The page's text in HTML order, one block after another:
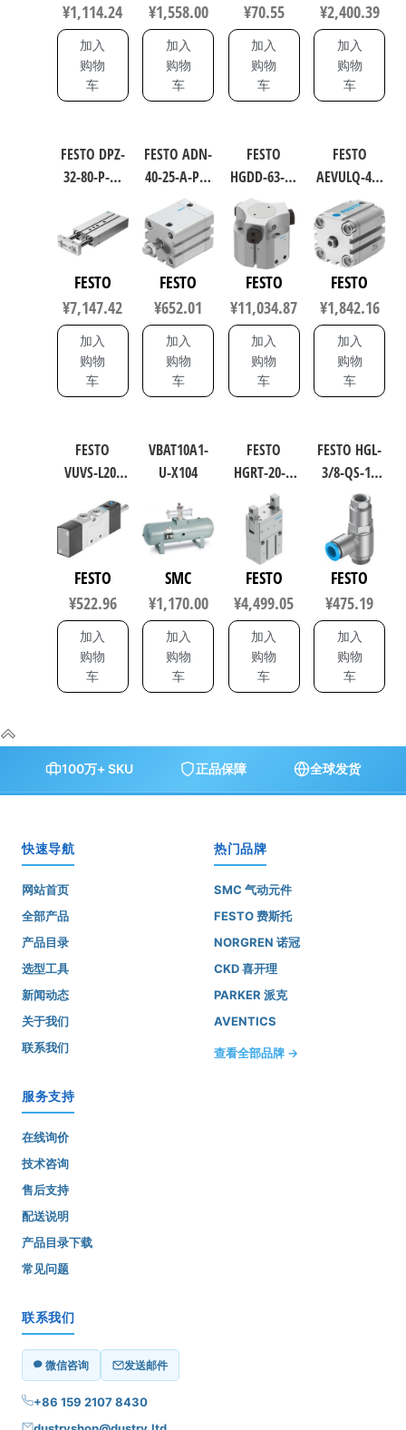
¥1,114.24
加入
购物
车
¥1,558.00
加入
购物
车
¥70.55
加入
购物
车
¥2,400.39
加入
购物
车
FESTO DPZ-
32-80-P-A-
气缸 行程
80mm 缸径
162135
FESTO
¥7,147.42
加入
购物
车
FESTO ADN-
40-25-A-P-A
紧凑型气
缸 缸径
40mm 行程
25mm 符合
ISO 21287
21287
FESTO
¥652.01
加入
购物
车
FESTO
HGDD-63-A-
G1 工业自
动化零部
件 规格63
1163047
FESTO
¥11,034.87
加入
购物
车
FESTO
AEVULQ-40-
20-P-A 紧凑
型方形气
缸 行程
20mm 符合
ISO 8573-
1:2010
157050
FESTO
¥1,842.16
加入
购物
车
FESTO
VUVS-L20-
G18-F7 通用
型电磁阀
FESTO
¥522.96
加入
购物
车
VBAT10A1-
U-X104
SMC
¥1,170.00
加入
购物
车
FESTO
HGRT-20-A
工业自动
化零部件
规格20
563906
FESTO
¥4,499.05
加入
购物
车
FESTO HGL-
3/8-QS-10
工业自动
化零部件
规格10
530044
FESTO
¥475.19
加入
购物
车
100万+ SKU 正品保障 全球发货
快速导航
网站首页
全部产品
产品目录
选型工具
新闻动态
关于我们
联系我们
热门品牌
SMC 气动元件
FESTO 费斯托
NORGREN 诺冠
CKD 喜开理
PARKER 派克
AVENTICS
查看全部品牌 →
服务支持
在线询价
技术咨询
售后支持
配送说明
产品目录下载
常见问题
联系我们
微信咨询 发送邮件
+86 159 2107 8430